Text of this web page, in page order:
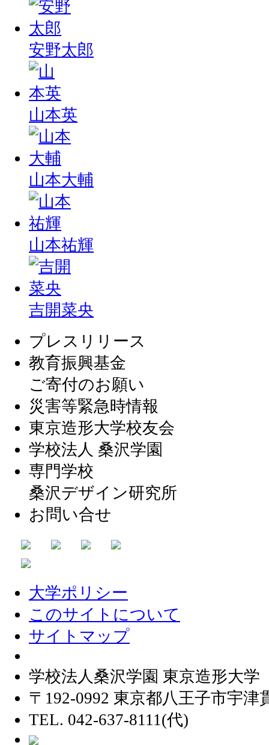
安野太郎
山本英
山本大輔
山本祐輝
吉開菜央
プレスリリース
教育振興基金
ご寄付のお願い
災害等緊急時情報
東京造形大学校友会
学校法人 桑沢学園
専門学校
桑沢デザイン研究所
お問い合せ
大学ポリシー
このサイトについて
サイトマップ
学校法人桑沢学園 東京造形大学
〒192-0992 東京都八王子市宇津
TEL. 042-637-8111(代)